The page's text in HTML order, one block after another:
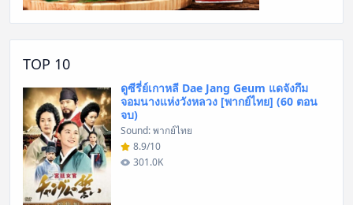
TOP 10
ดูซีรี่ย์เกาหลี Dae Jang Geum แดจังกึม
จอมนางแห่งวังหลวง [พากย์ไทย] (60 ตอน
จบ)
Sound: พากย์ไทย
8.9/10
301.0K